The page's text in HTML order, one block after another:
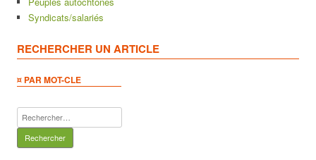
Syndicats/salariés
RECHERCHER UN ARTICLE
¤ PAR MOT-CLE
Rechercher :